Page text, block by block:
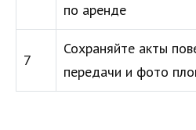
по аренде
7
Сохраняйте акты
передачи и фото